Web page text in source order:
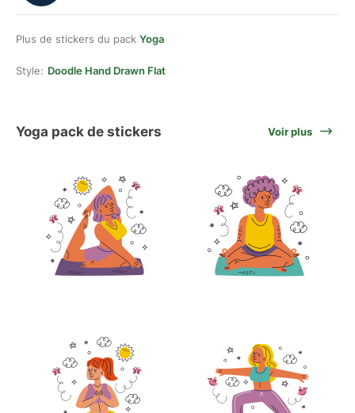
Plus de stickers du pack Yoga
Style: Doodle Hand Drawn Flat
Yoga pack de stickers Voir plus